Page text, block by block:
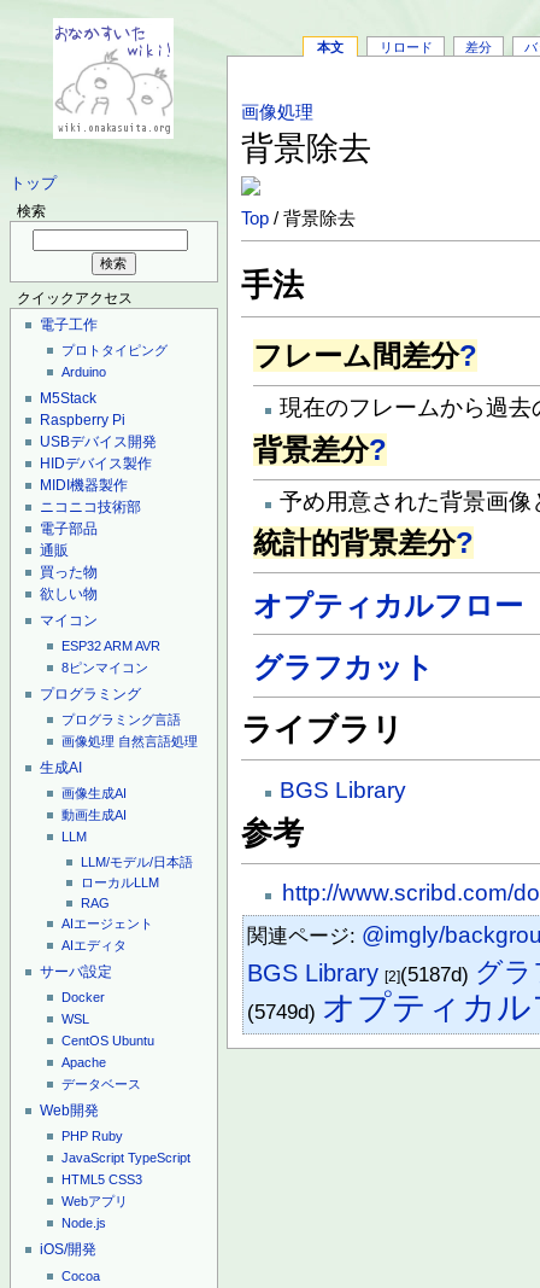
トップ
検索
クイックアクセス
電子工作
プロトタイピング
Arduino
M5Stack
Raspberry Pi
USBデバイス開発
HIDデバイス製作
MIDI機器製作
ニコニコ技術部
電子部品
通販
買った物
欲しい物
マイコン
ESP32ARMAVR
8ピンマイコン
プログラミング
プログラミング言語
画像処理 自然言語処理
生成AI
画像生成AI
動画生成AI
LLM
LLM/モデル/日本語
ローカルLLM
RAG
AIエージェント
AIエディタ
サーバ設定
Docker
WSL
CentOS Ubuntu
Apache
データベース
Web開発
PHP Ruby
JavaScript TypeScript
HTML5 CSS3
Webアプリ
Node.js
iOS/開発
Cocoa
本文 リロード 差分 バ
画像処理
背景除去
Top / 背景除去
手法
フレーム間差分?
現在のフレームから過
背景差分?
予め用意された背景画像
統計的背景差分?
オプティカルフロー
グラフカット
ライブラリ
BGS Library
参考
http://www.scribd.com/
関連ページ: @imgly/
BGS Library [2](5187d) グ
(5749d) オプティカ